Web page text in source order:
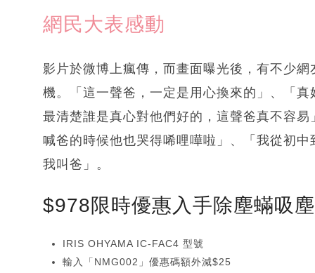
網民大表感動
影片於微博上瘋傳，而畫面曝光後，有不少
機。「這一聲爸，一定是用心換來的」、「
最清楚誰是真心對他們好的，這聲爸真不容
喊爸的時候他也哭得唏哩嘩啦」、「我從初
我叫爸」。
$978限時優惠入手除塵蟎吸
IRIS OHYAMA IC-FAC4 型號
輸入「NMG002」優惠碼額外減$25